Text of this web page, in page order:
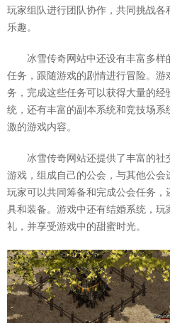
玩家组队进行团队协作，共同挑战
乐趣。
冰雪传奇网站中还设有丰富多
任务，跟随游戏的剧情进行冒险。
务，完成这些任务可以获得大量的
统，还有丰富的副本系统和竞技场系
激的游戏内容。
冰雪传奇网站还提供了丰富的
游戏，组成自己的公会，与其他公会
玩家可以共同筹备和完成公会任务
具和装备。游戏中还有结婚系统，
礼，并享受游戏中的甜蜜时光。